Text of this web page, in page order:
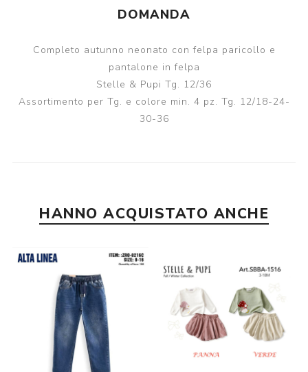
DOMANDA
Completo autunno neonato con felpa paricollo e
pantalone in felpa
Stelle & Pupi Tg. 12/36
Assortimento per Tg. e colore min. 4 pz. Tg. 12/18-24-
30-36
HANNO ACQUISTATO ANCHE